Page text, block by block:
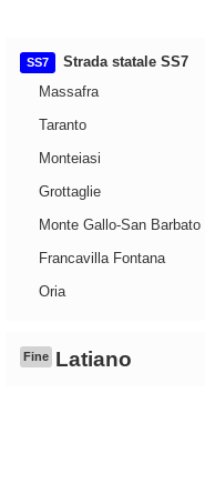
SS7
Strada statale SS7
Massafra
Taranto
Monteiasi
Grottaglie
Monte Gallo-San Barbato
Francavilla Fontana
Oria
Fine Latiano